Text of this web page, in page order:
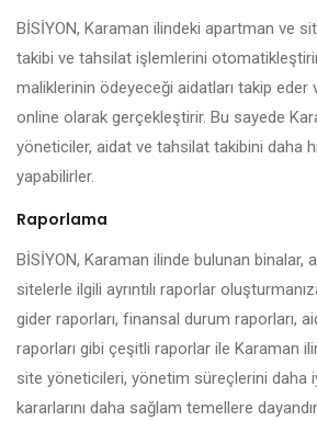
BİSİYON, Karaman ilindeki apartman ve
takibi ve tahsilat işlemlerini
maliklerinin ödeyeceği aidatları takip
online olarak gerçekleştirir. Bu sayede
yöneticiler, aidat ve tahsilat takibini daha
yapabilirler.
Raporlama
BİSİYON, Karaman ilinde bulunan binalar,
sitelerle ilgili ayrıntılı raporlar
gider raporları, finansal durum raporları,
raporları gibi çeşitli raporlar ile Karaman
site yöneticileri, yönetim süreçlerini daha
kararlarını daha sağlam temellere